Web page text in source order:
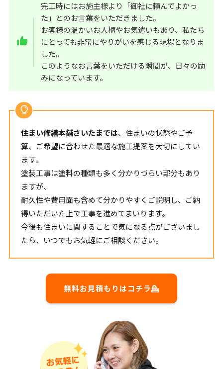
完工時にはお施主様より「御社に頼んでよかっ
た」とのお言葉をいただきました。
お客様の温かいお人柄やお気遣いもあり、私たち
にとっても非常にやりがいを感じる現場となりま
した。
このようなお言葉をいただける瞬間が、日々の励
みになっています。
住まい修繕本舗さいたまでは、住まいの状態やご予
算、ご希望に合わせた最適な施工提案を大切にしてい
ます。
塗装工事は塗料の種類も多く分かりづらい部分もあり
ますが、
耐久性や費用面も含めて分かりやすくご説明し、ご納
得いただいた上で工事を進めてまいります。
今後も住まいに関することで気になる点がございまし
たら、いつでもお気軽にご相談ください。
無料お見積もりはコチラ💁